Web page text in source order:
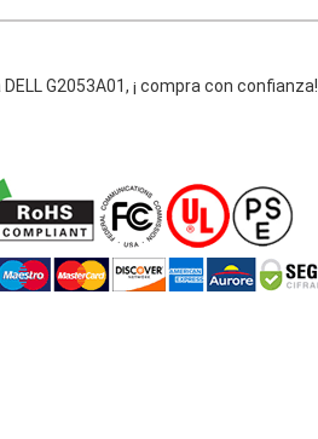
G2053A01, ¡ compra con confianza!